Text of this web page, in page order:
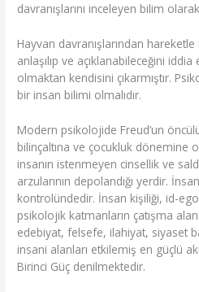
davranışlarını inceleyen bilim
Hayvan davranışlarından hareketle
anlaşılıp ve açıklanabileceğini
olmaktan kendisini çıkarmıştır.
bir insan bilimi olmalıdır.
Modern psikolojide Freud’un
bilinçaltına ve çocukluk dönemine
insanın istenmeyen cinsellik ve
arzularının depolandığı yerdir.
kontrolündedir. İnsan kişiliği, id-
psikolojik katmanların çatışma
edebiyat, felsefe, ilahiyat, siyaset
insani alanları etkilemiş en güçlü
Birinci Güç denilmektedir.